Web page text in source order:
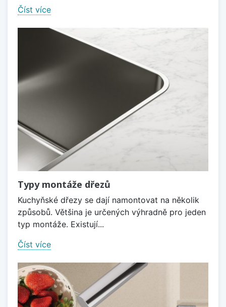
Číst více
Typy montáže dřezů
Kuchyňské dřezy se dají namontovat na několik
způsobů. Většina je určených výhradně pro jeden
typ montáže. Existují...
Číst více